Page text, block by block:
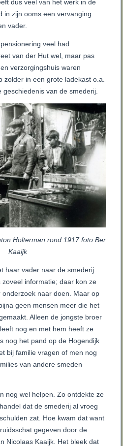
dus veel van het werk in de
in zijn ooms een vervanging
vader.
veel had
van der Hut wel, maar pas
verzorgingshuis waren
zolder in een grote ladekast o.a.
geschiedenis van de smederij.
Holterman rond 1917 foto Ber
Kaaijk
haar vader naar de smederij
informatie; daar kon ze
naar doen. Maar op
geen mensen meer die het
Alleen de jongste broer
nog en met hem heeft ze
nog het pand op de Hogendijk
bij familie vragen of men nog
van andere smeden
nog wel helpen. Zo ontdekte ze
dat de smederij al vroeg
zat. Hoe kwam dat want
gegeven door de
Nicolaas Kaaijk. Het bleek dat